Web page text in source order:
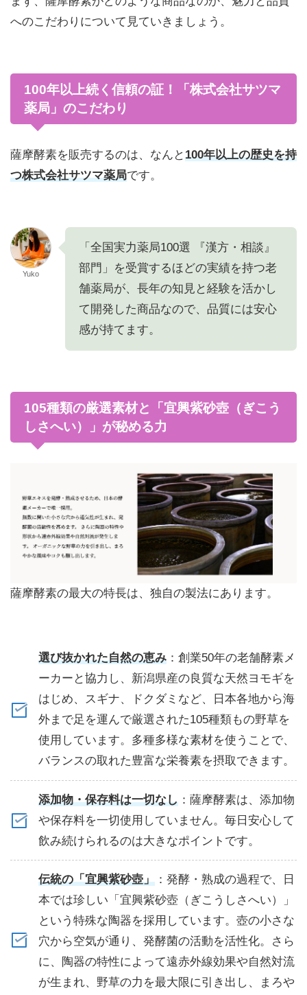
へのこだわりについて見ていきましょう。
100年以上続く信頼の証！「株式会社サツマ
薬局」のこだわり
薩摩酵素を販売するのは、なんと100年以上の歴史を持
つ株式会社サツマ薬局です。
Yuko
「全国実力薬局100選 『漢方・相談』
部門」を受賞するほどの実績を持つ老
舗薬局が、長年の知見と経験を活かし
て開発した商品なので、品質には安心
感が持てます。
105種類の厳選素材と「宜興紫砂壺（ぎこう
しさへい）」が秘める力
薩摩酵素の最大の特長は、独自の製法にあります。
選び抜かれた自然の恵み：創業50年の老舗酵素メ
ーカーと協力し、新潟県産の良質な天然ヨモギを
はじめ、スギナ、ドクダミなど、日本各地から海
外まで足を運んで厳選された105種類もの野草を
使用しています。多種多様な素材を使うことで、
バランスの取れた豊富な栄養素を摂取できます。
添加物・保存料は一切なし：薩摩酵素は、添加物
や保存料を一切使用していません。毎日安心して
飲み続けられるのは大きなポイントです。
伝統の「宜興紫砂壺」：発酵・熟成の過程で、日
本では珍しい「宜興紫砂壺（ぎこうしさへい）」
という特殊な陶器を採用しています。壺の小さな
穴から空気が通り、発酵菌の活動を活性化。さら
に、陶器の特性によって遠赤外線効果や自然対流
が生まれ、野草の力を最大限に引き出し、まろや